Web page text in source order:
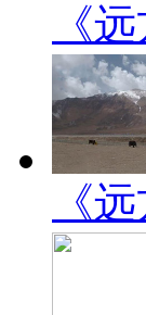
《
《